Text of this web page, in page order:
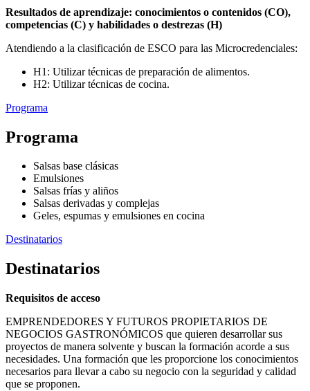
Resultados de aprendizaje: conocimientos o contenidos (CO),
competencias (C) y habilidades o destrezas (H)
Atendiendo a la clasificación de ESCO para las Microcredenciales:
H1: Utilizar técnicas de preparación de alimentos.
H2: Utilizar técnicas de cocina.
Programa
Programa
Salsas base clásicas
Emulsiones
Salsas frías y aliños
Salsas derivadas y complejas
Geles, espumas y emulsiones en cocina
Destinatarios
Destinatarios
Requisitos de acceso
EMPRENDEDORES Y FUTUROS PROPIETARIOS DE
NEGOCIOS GASTRONÓMICOS que quieren desarrollar sus
proyectos de manera solvente y buscan la formación acorde a sus
necesidades. Una formación que les proporcione los conocimientos
necesarios para llevar a cabo su negocio con la seguridad y calidad
que se proponen.